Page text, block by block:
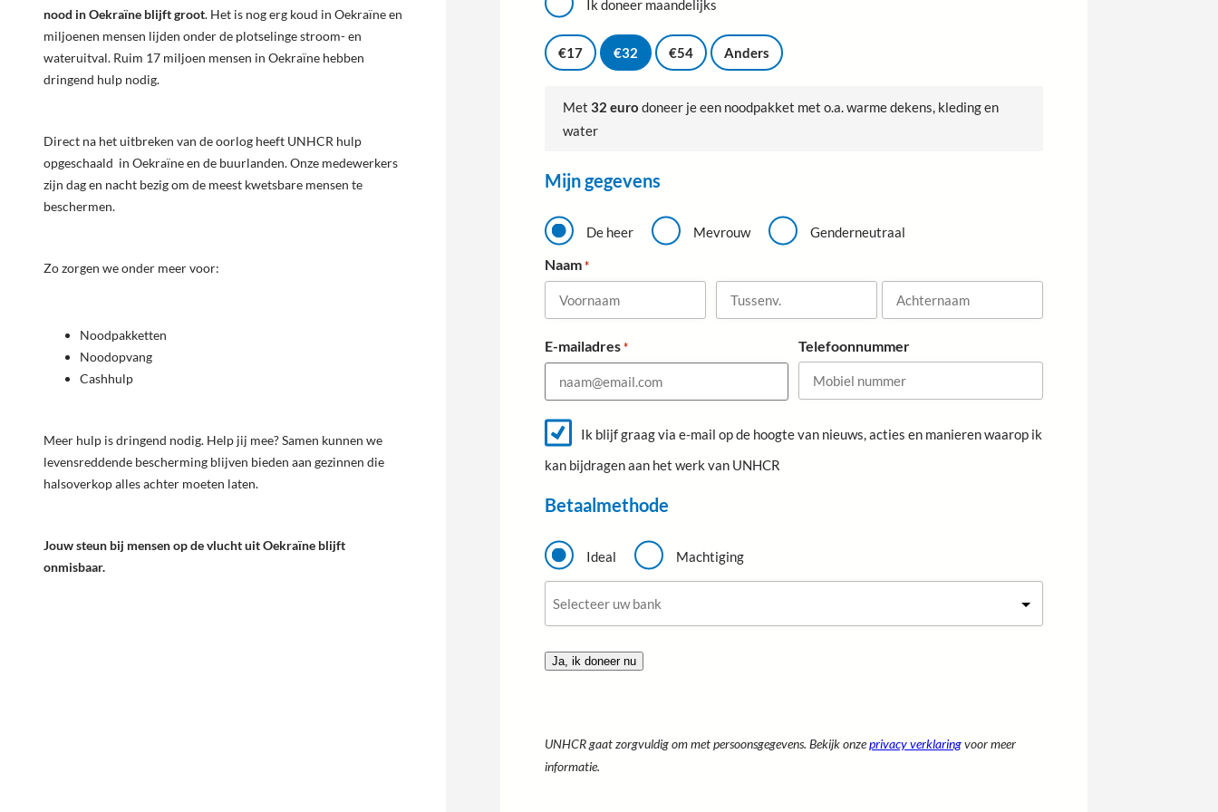
e
e
f
*
Ik doneer maandelijks
G
i
f
g
€17 €32 €54 Anders
Met 32 euro doneer je een noodpakket met o.a. warme dekens, kleding en
water
Mijn gegevens
A
a
n
h
e
*
De heer Mevrouw Genderneutraal
Naam *
r
a
a
m
s
e
v
c
h
t
e
E-mailadres * Telefoonnummer
N
e
u
s
b
i
e
f
Ik blijf graag via e-mail op de hoogte van nieuws, acties en manieren waarop ik
kan bijdragen aan het werk van UNHCR
Betaalmethode
B
e
a
l
e
t
e
*
Ideal Machtiging
B
n
o
p
*
UNHCR gaat zorgvuldig om met persoonsgegevens. Bekijk onzeprivacy verklaringvoor meer
informatie.
nood in Oekraïne blijft groot. Het is nog erg koud in Oekraïne en
miljoenen mensen lijden onder de plotselinge stroom- en
wateruitval. Ruim 17 miljoen mensen in Oekraïne hebben
dringend hulp nodig.
Direct na het uitbreken van de oorlog heeft UNHCR hulp
opgeschaald in Oekraïne en de buurlanden. Onze medewerkers
zijn dag en nacht bezig om de meest kwetsbare mensen te
beschermen.
Zo zorgen we onder meer voor:
Noodpakketten
Noodopvang
Cashhulp
Meer hulp is dringend nodig. Help jij mee? Samen kunnen we
levensreddende bescherming blijven bieden aan gezinnen die
halsoverkop alles achter moeten laten.
Jouw steun bij mensen op de vlucht uit Oekraïne blijft
onmisbaar.